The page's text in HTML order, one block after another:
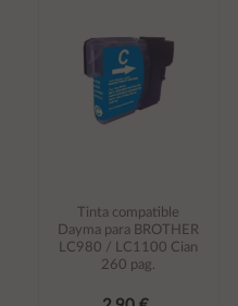
Tinta compatible
Dayma para BROTHER
LC980 / LC1100 Cian
260 pag.